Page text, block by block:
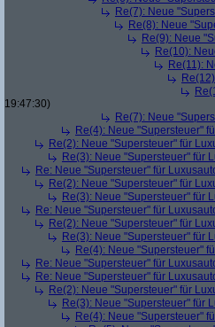
Re(7): Neue
Re(8): Neue
Re(9): Neue
Re(10):
Re(11):
19:47:30)
Re(7): Neue
Re(4): Neue "Supersteuer"
Re(2): Neue "Supersteuer" für
Re(3): Neue "Supersteuer" für
Re: Neue "Supersteuer" für
Re(2): Neue "Supersteuer" für
Re(3): Neue "Supersteuer" für
Re: Neue "Supersteuer" für
Re(2): Neue "Supersteuer" für
Re(3): Neue "Supersteuer" für
Re(4): Neue "Supersteuer"
Re: Neue "Supersteuer" für
Re: Neue "Supersteuer" für
Re(2): Neue "Supersteuer" für
Re(3): Neue "Supersteuer" für
Re(4): Neue "Supersteuer"